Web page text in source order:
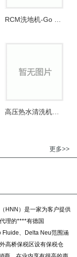
更多>>
HNN）是一家为客户提供
理的****有德国
Fluide、Delta Neu范围涵
高桥保税区设有保税仓